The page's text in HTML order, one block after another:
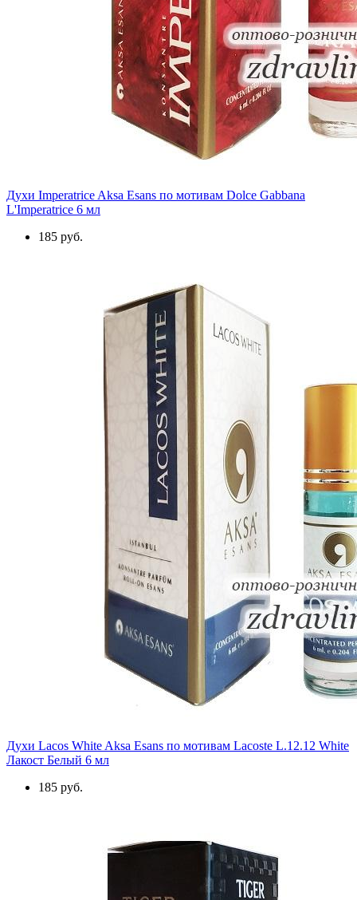
Духи Imperatrice Aksa Esans по мотивам Dolce Gabbana
L'Imperatrice 6 мл
185 руб.
Духи Lacos White Aksa Esans по мотивам Lacoste L.12.12 White
Лакост Белый 6 мл
185 руб.